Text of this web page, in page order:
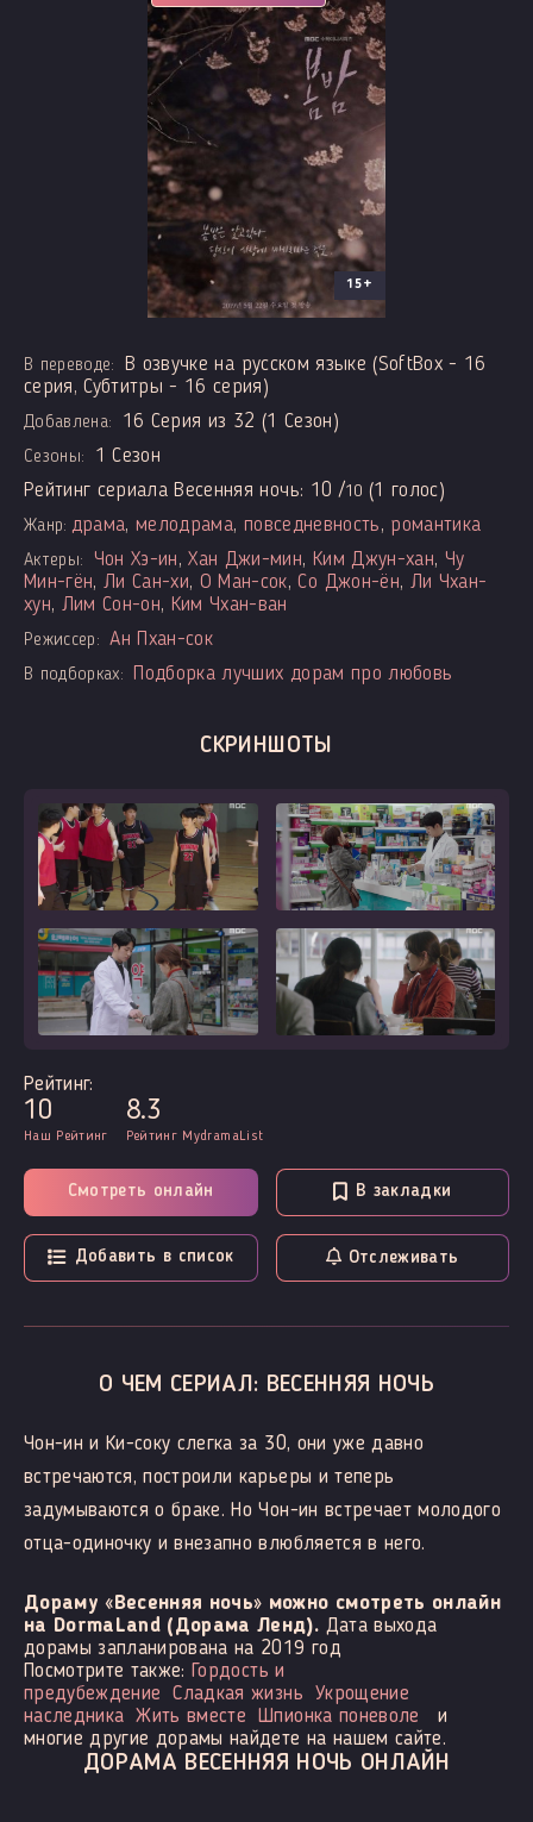
15+
В переводе:
В озвучке на русском языке (SoftBox - 16
серия, Субтитры - 16 серия)
Добавлена: 16 Серия из 32 (1 Сезон)
Сезоны:
1 Сезон
Рейтинг сериала Весенняя ночь: 10 /10 (1 голос)
Жанр: драма,мелодрама, повседневность, романтика
Актеры: Чон Хэ-ин,Хан Джи-мин, Ким Джун-хан, Чу
Мин-гён,Ли Сан-хи, О Ман-сок,Со Джон-ён, Ли Чхан-
хун, Лим Сон-он, Ким Чхан-ван
Режиссер: Ан Пхан-сок
В подборках: Подборка лучших дорам про любовь
СКРИНШОТЫ
Рейтинг:
10
Наш Рейтинг
8.3
Рейтинг MydramaList
Смотреть онлайн В закладки
Добавить в список Отслеживать
О ЧЕМ СЕРИАЛ: ВЕСЕННЯЯ НОЧЬ
Чон-ин и Ки-соку слегка за 30, они уже давно
встречаются, построили карьеры и теперь
задумываются о браке. Но Чон-ин встречает молодого
отца-одиночку и внезапно влюбляется в него.
Дораму «Весенняя ночь» можно смотреть онлайн
на DormaLand (Дорама Ленд). Дата выхода
дорамы запланирована на 2019 год
Посмотрите также: Гордость и
предубеждение
Сладкая жизнь
Укрощение
наследника
Жить вместе Шпионка поневоле
и
многие другие дорамы найдете на нашем сайте.
ДОРАМА ВЕСЕННЯЯ НОЧЬ ОНЛАЙН